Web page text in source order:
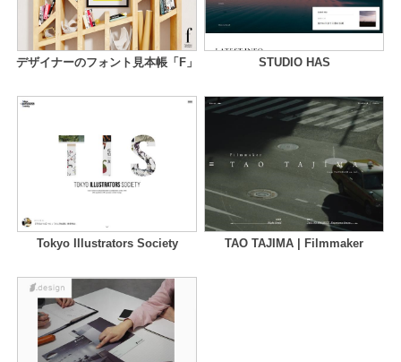
デザイナーのフォント見本帳「F」 STUDIO HAS
Tokyo Illustrators Society TAO TAJIMA | Filmmaker